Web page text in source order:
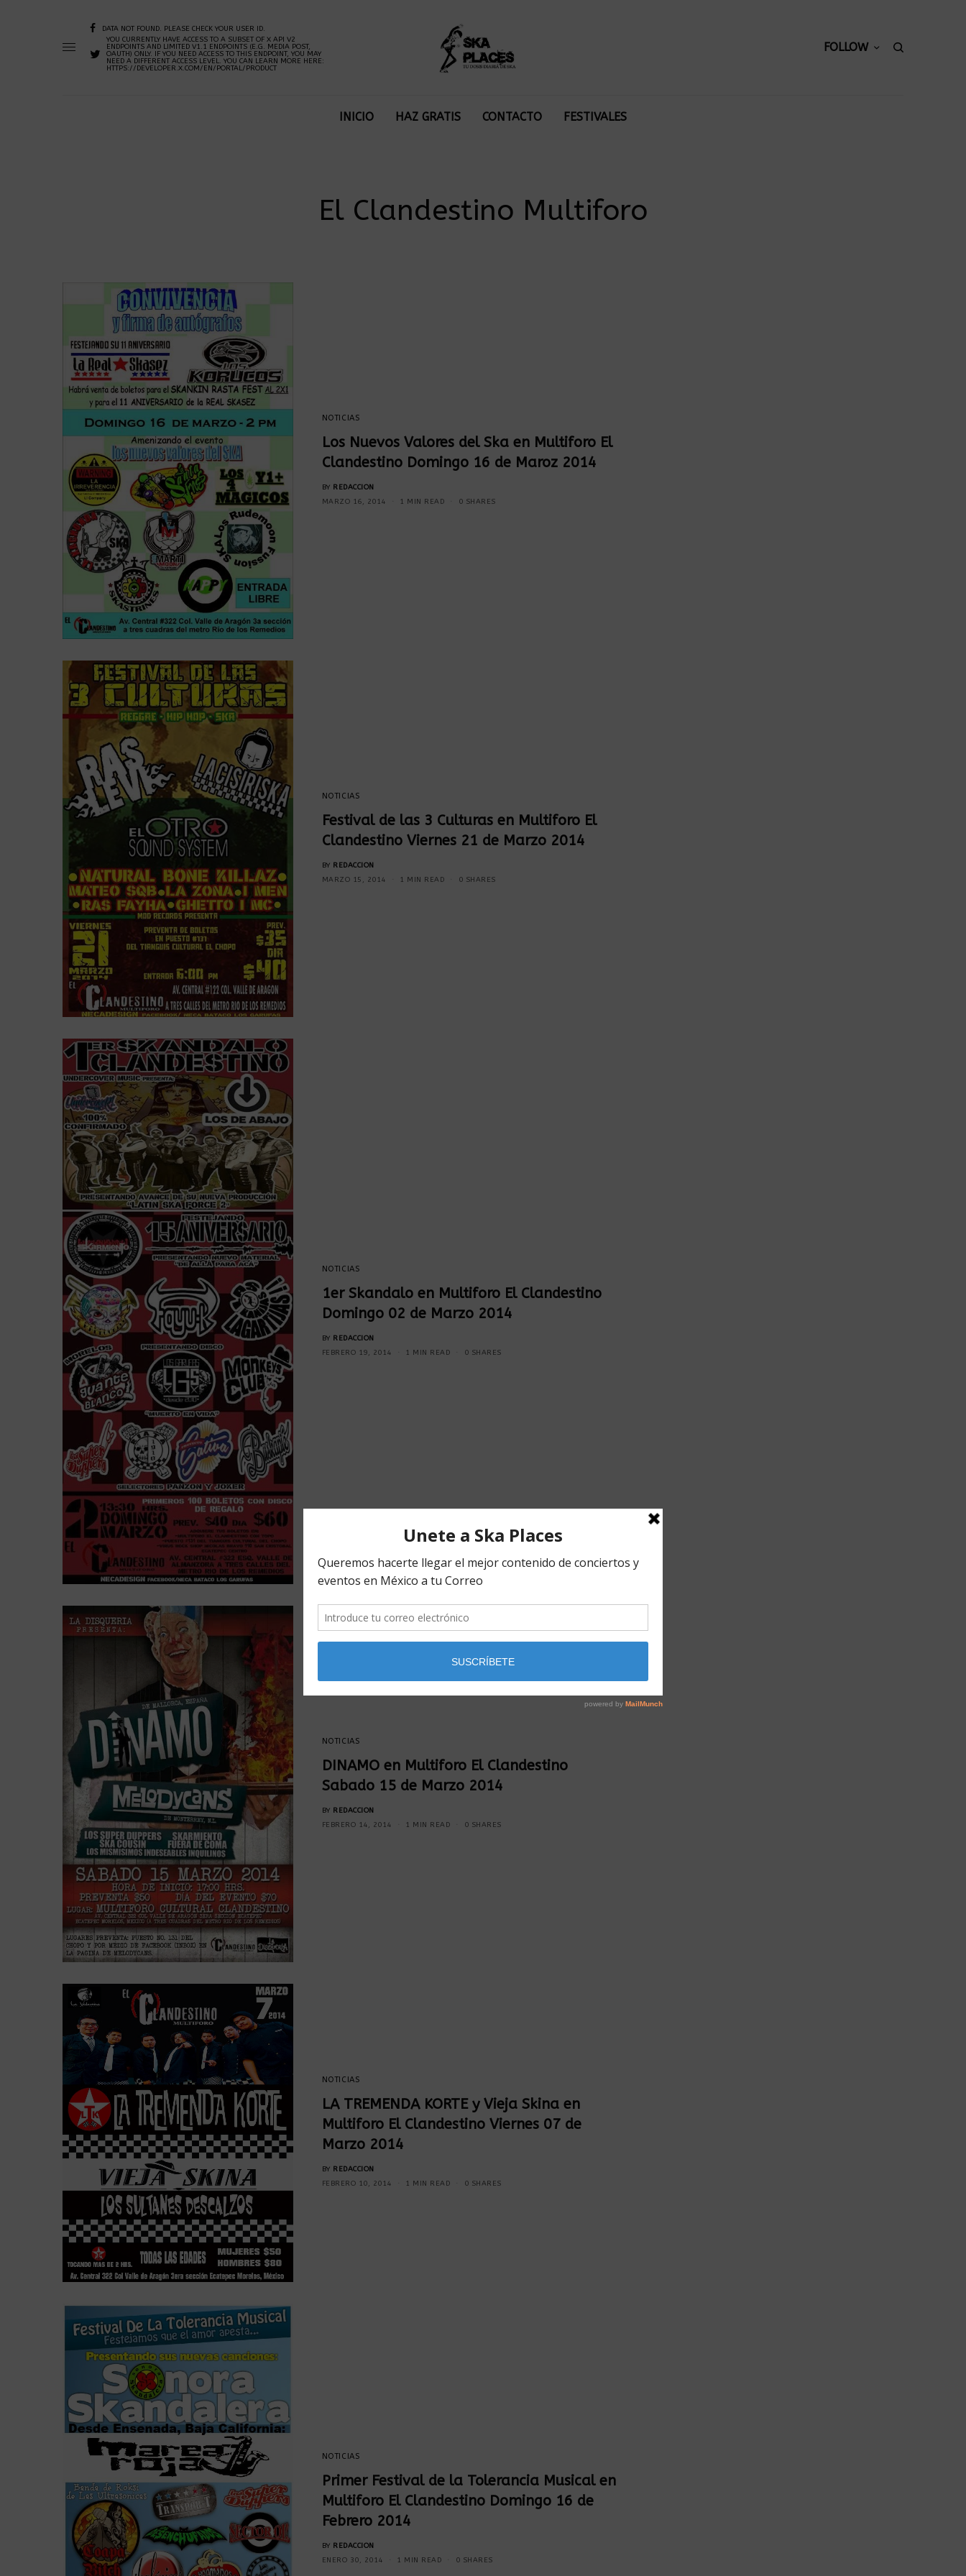
DATA NOT FOUND. PLEASE CHECK YOUR USER ID.
YOU CURRENTLY HAVE ACCESS TO A SUBSET OF X API V2
ENDPOINTS AND LIMITED V1.1 ENDPOINTS (E.G. MEDIA POST,
OAUTH) ONLY. IF YOU NEED ACCESS TO THIS ENDPOINT, YOU MAY
NEED A DIFFERENT ACCESS LEVEL. YOU CAN LEARN MORE HERE:
HTTPS://DEVELOPER.X.COM/EN/PORTAL/PRODUCT
FOLLOW
INICIO HAZ GRATIS CONTACTO FESTIVALES
El Clandestino Multiforo
NOTICIAS
Los Nuevos Valores del Ska en Multiforo El
Clandestino Domingo 16 de Maroz 2014
BY REDACCION
MARZO 16, 2014
1 MIN READ 0 SHARES
NOTICIAS
Festival de las 3 Culturas en Multiforo El
Clandestino Viernes 21 de Marzo 2014
BY REDACCION
MARZO 15, 2014
1 MIN READ 0 SHARES
NOTICIAS
1er Skandalo en Multiforo El Clandestino
Domingo 02 de Marzo 2014
BY REDACCION
FEBRERO 19, 2014
1 MIN READ 0 SHARES
NOTICIAS
DINAMO en Multiforo El Clandestino
Sabado 15 de Marzo 2014
BY REDACCION
FEBRERO 14, 2014
1 MIN READ 0 SHARES
NOTICIAS
LA TREMENDA KORTE y Vieja Skina en
Multiforo El Clandestino Viernes 07 de
Marzo 2014
BY REDACCION
FEBRERO 10, 2014
1 MIN READ 0 SHARES
NOTICIAS
Primer Festival de la Tolerancia Musical en
Multiforo El Clandestino Domingo 16 de
Febrero 2014
BY REDACCION
ENERO 30, 2014
1 MIN READ 0 SHARES